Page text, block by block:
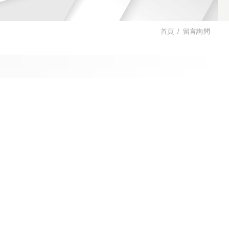
首頁 留言詢問